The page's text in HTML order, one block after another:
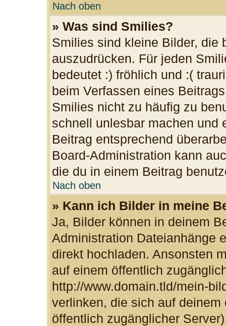
Nach oben
» Was sind Smilies?
Smilies sind kleine Bilder, die
auszudrücken. Für jeden
bedeutet :) fröhlich und :(
beim Verfassen eines
Smilies nicht zu häufig zu
schnell unlesbar machen und
Beitrag entsprechend
Board-Administration kann
die du in einem Beitrag
Nach oben
» Kann ich Bilder in meine
Ja, Bilder können in deinem
Administration Dateianhänge
direkt hochladen. Ansonsten
auf einem öffentlich
http://www.domain.tld/mein-
verlinken, die sich auf
öffentlich zugänglicher